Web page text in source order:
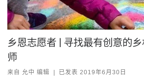
乡恩志愿者 | 寻找最有创意的
师
来自 允中 编辑 | 已发表 2019年6月30日